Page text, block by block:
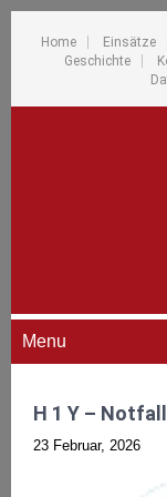
Home Einsätze
Geschichte
Menu
H 1 Y –
23 Februar, 2026